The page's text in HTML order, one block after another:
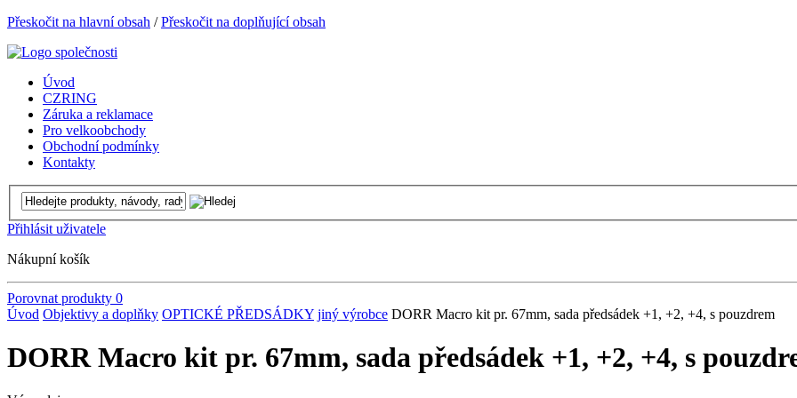
Přeskočit na hlavní obsah /Přeskočit na doplňující obsah
Úvod
CZRING
Záruka a reklamace
Pro velkoobchody
Obchodní podmínky
Kontakty
Přihlásit uživatele
Nákupní košík
Porovnat produkty 0
Úvod Objektivy a doplňky OPTICKÉ PŘEDSÁDKY jiný výrobce DORR Macro kit pr. 67mm, sada předsádek +1, +2, +4, s pouzdrem
DORR Macro kit pr. 67mm, sada předsádek +1, +2, +4, s